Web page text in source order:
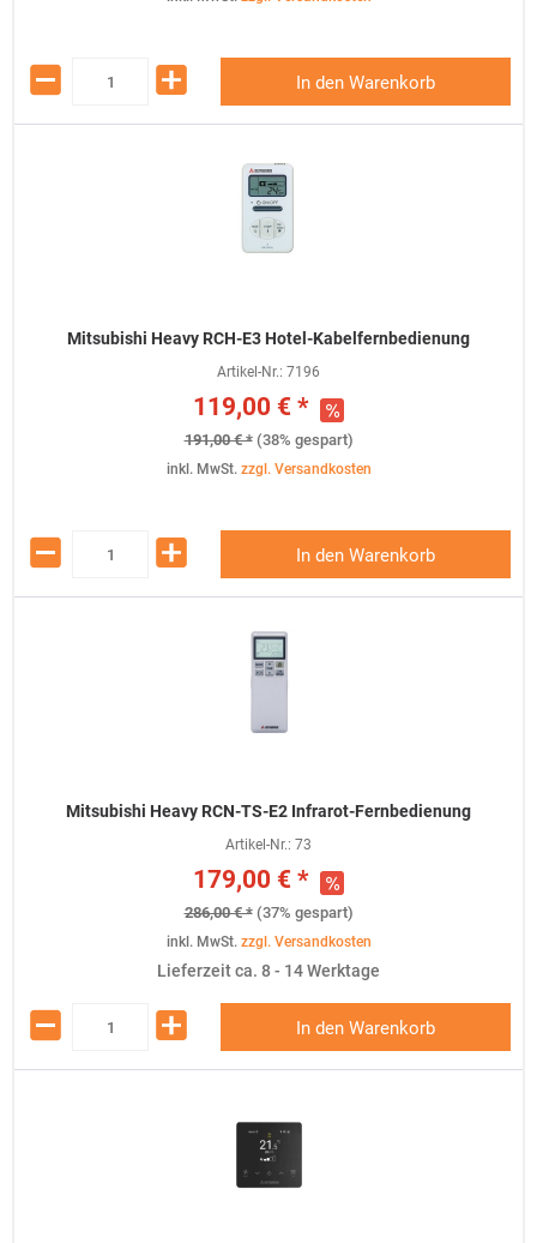
In den Warenkorb
Mitsubishi Heavy RCH-E3 Hotel-Kabelfernbedienung
Artikel-Nr.: 7196
119,00 € *
191,00 € * (38% gespart)
inkl. MwSt. zzgl. Versandkosten
In den Warenkorb
Mitsubishi Heavy RCN-TS-E2 Infrarot-Fernbedienung
Artikel-Nr.: 73
179,00 € *
286,00 € * (37% gespart)
inkl. MwSt. zzgl. Versandkosten
Lieferzeit ca. 8 - 14 Werktage
In den Warenkorb